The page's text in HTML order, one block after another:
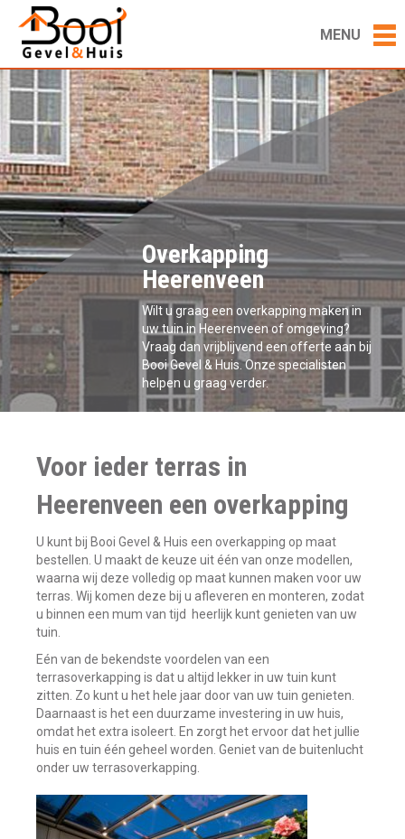
MENU
Overkapping
Heerenveen
Wilt u graag een overkapping maken in
uw tuin in Heerenveen of omgeving?
Vraag dan vrijblijvend een offerte aan bij
Booi Gevel & Huis. Onze specialisten
helpen u graag verder.
Voor ieder terras in
Heerenveen een overkapping
U kunt bij Booi Gevel & Huis een overkapping op maat
bestellen. U maakt de keuze uit één van onze modellen,
waarna wij deze volledig op maat kunnen maken voor uw
terras. Wij komen deze bij u afleveren en monteren, zodat
u binnen een mum van tijd heerlijk kunt genieten van uw
tuin.
Eén van de bekendste voordelen van een
terrasoverkapping is dat u altijd lekker in uw tuin kunt
zitten. Zo kunt u het hele jaar door van uw tuin genieten.
Daarnaast is het een duurzame investering in uw huis,
omdat het extra isoleert. En zorgt het ervoor dat het jullie
huis en tuin één geheel worden. Geniet van de buitenlucht
onder uw terrasoverkapping.